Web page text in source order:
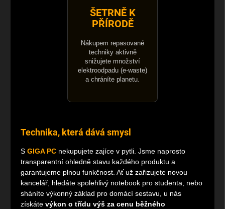
ŠETRNĚ K
PŘÍRODĚ
Nákupem repasované
techniky aktivně
snižujete množství
elektroodpadu (e-waste)
a chráníte planetu.
Technika, která dává smysl
S GIGA PC nekupujete zajíce v pytli. Jsme naprosto
transparentní ohledně stavu každého produktu a
garantujeme plnou funkčnost. Ať už zařizujete novou
kancelář, hledáte spolehlivý notebook pro studenta, nebo
sháníte výkonný základ pro domácí sestavu, u nás
získáte výkon o třídu výš za cenu běžného